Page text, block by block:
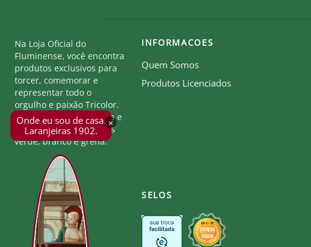
×
Onde eu sou de casa.
Laranjeiras 1902.
Na Loja Oficial do
Fluminense, você encontra
produtos exclusivos para
torcer, comemorar e
representar todo o
orgulho e paixão Tricolor.
Seja parte desta história e
mostre a força das cores
verde, branco e grená.
INFORMACOES
Quem Somos
Produtos Licenciados
SELOS